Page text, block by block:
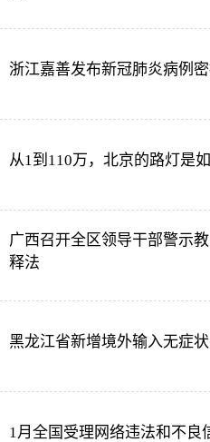
浙江嘉善发布新冠肺炎病例
从1到110万，北京的路灯是
广西召开全区领导干部警示
释法
黑龙江省新增境外输入无症
1月全国受理网络违法和不良